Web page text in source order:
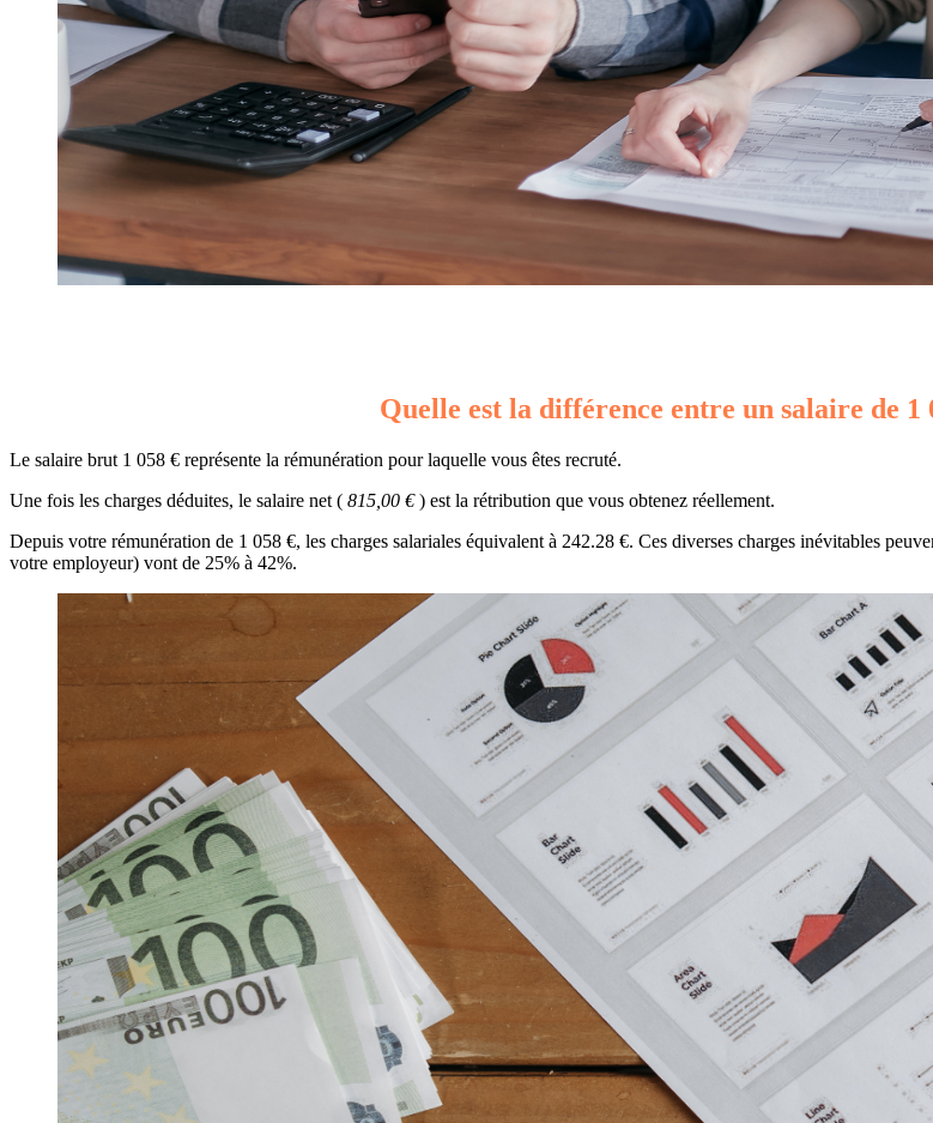
Quelle est la différence entre un salaire de 1
Le salaire brut 1 058 € représente la rémunération pour laquelle vous êtes recruté.
Une fois les charges déduites, le salaire net ( 815,00 €) est la rétribution que vous obtenez réellement.
Depuis votre rémunération de 1 058 €, les charges salariales équivalent à 242.28 €. Ces diverses charges inévitables
votre employeur) vont de 25% à 42%.